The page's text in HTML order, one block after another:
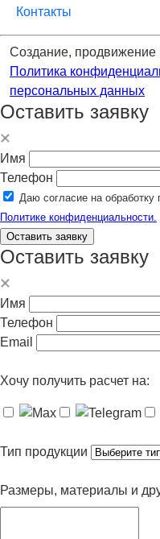
Контакты
Создание, продвижение
Политика
персональных данных
Оставить заявку
Имя
Телефон
Даю согласие на
Политике конфиденциальности.
Оставить заявку
Оставить заявку
Имя
Телефон
Email
Хочу получить расчет на:
Тип продукции
Размеры, материалы и